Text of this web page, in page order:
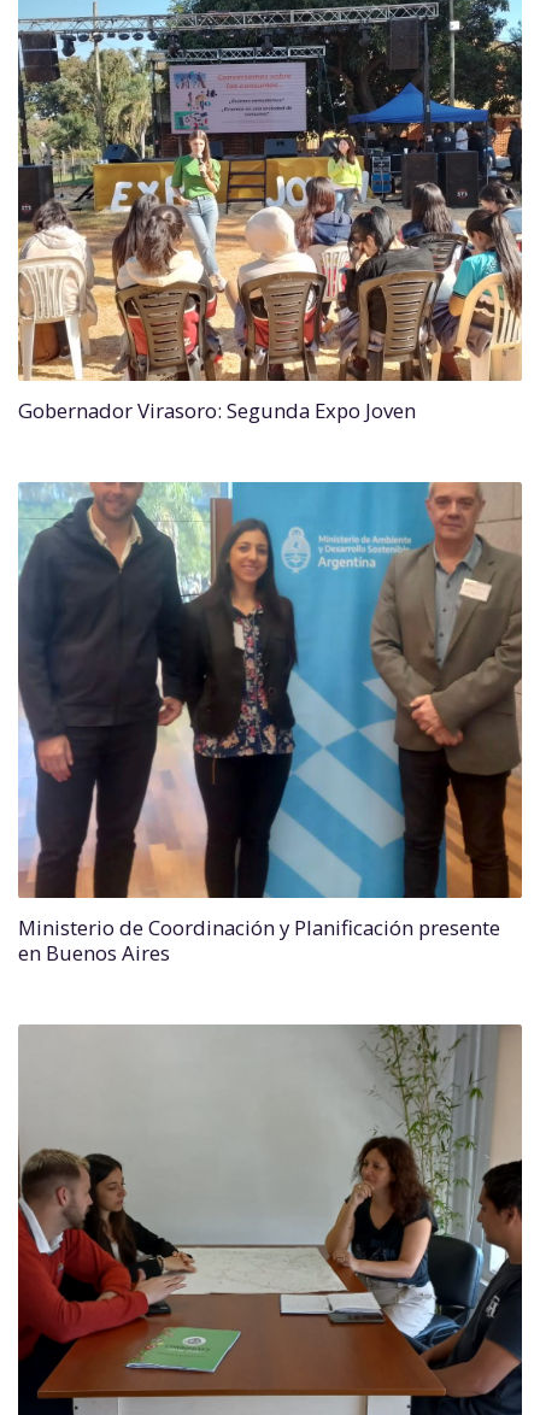
Gobernador Virasoro: Segunda Expo Joven
Ministerio de Coordinación y Planificación presente
en Buenos Aires